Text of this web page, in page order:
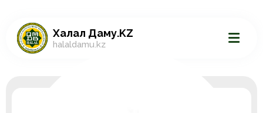
Халал Даму.KZ
halaldamu.kz